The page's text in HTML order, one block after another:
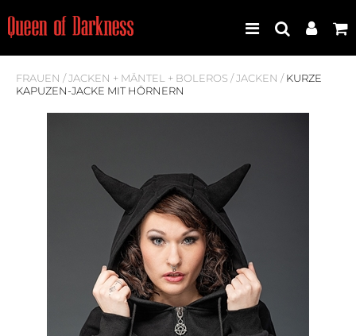
Frauen
Männer
Plus Size
Store Leipzig
FRAUEN /JACKEN + MÄNTEL + BOLEROS /JACKEN / KURZE
KAPUZEN-JACKE MIT HÖRNERN